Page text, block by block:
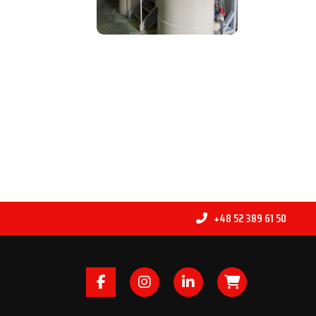
+48 52 389 61 50
FacebookInstagram
LinkedInB2B